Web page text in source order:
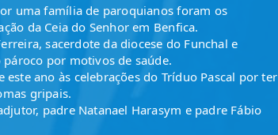
uma família de paroquianos foram os
da Ceia do Senhor em Benfica.
sacerdote da diocese do Funchal e
por motivos de saúde.
ano às celebrações do Tríduo Pascal por ter
gripais.
padre Natanael Harasym e padre Fábio